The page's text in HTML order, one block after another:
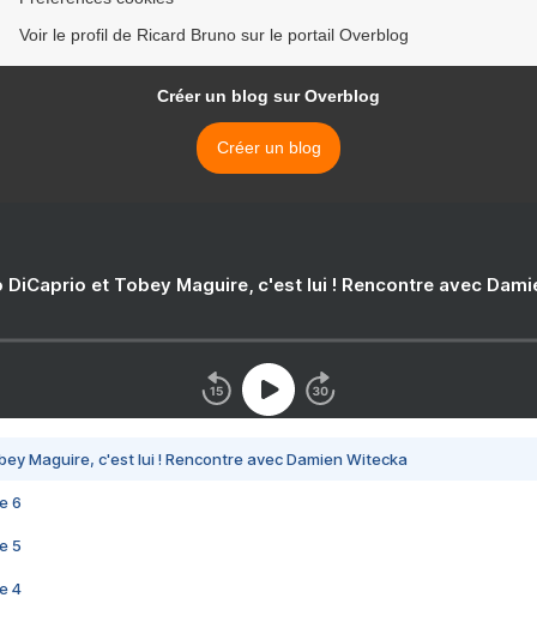
Voir le profil de Ricard Bruno sur le portail Overblog
Créer un blog sur Overblog
Créer un blog
DiCaprio et Tobey Maguire, c'est lui ! Rencontre avec
Maguire, c'est lui ! Rencontre avec Damien Witecka
6
5
4